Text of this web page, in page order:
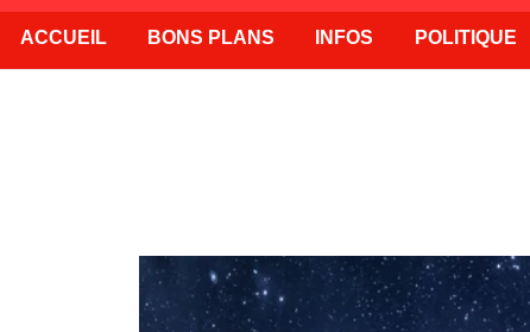
ACCUEIL BONS PLANS INFOS POLITIQUE